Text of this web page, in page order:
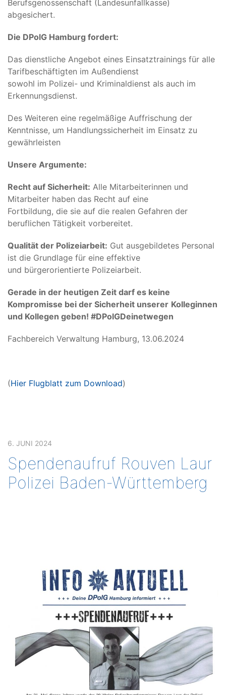
Berufsgenossenschaft (Landesunfallkasse)
abgesichert.
Die DPolG Hamburg fordert:
Das dienstliche Angebot eines Einsatztrainings für alle
Tarifbeschäftigten im Außendienst
sowohl im Polizei- und Kriminaldienst als auch im
Erkennungsdienst.
Des Weiteren eine regelmäßige Auffrischung der
Kenntnisse, um Handlungssicherheit im Einsatz zu
gewährleisten
Unsere Argumente:
Recht auf Sicherheit: Alle Mitarbeiterinnen und
Mitarbeiter haben das Recht auf eine
Fortbildung, die sie auf die realen Gefahren der
beruflichen Tätigkeit vorbereitet.
Qualität der Polizeiarbeit: Gut ausgebildetes Personal
ist die Grundlage für eine effektive
und bürgerorientierte Polizeiarbeit.
Gerade in der heutigen Zeit darf es keine
Kompromisse bei der Sicherheit unserer Kolleginnen
und Kollegen geben! #DPolGDeinetwegen
Fachbereich Verwaltung Hamburg, 13.06.2024
(Hier Flugblatt zum Download)
6. JUNI 2024
Spendenaufruf Rouven Laur
Polizei Baden-Württemberg